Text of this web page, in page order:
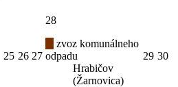
25 26 27
28
zvoz komunálneho
odpadu
Hrabičov
(Žarnovica)
29 30